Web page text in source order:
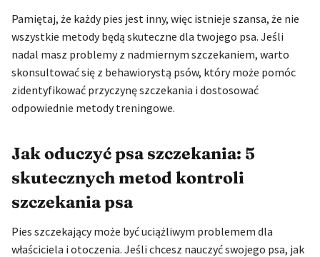
Pamiętaj, że każdy pies jest inny, więc istnieje szansa, że nie
wszystkie metody będą skuteczne dla twojego psa. Jeśli
nadal masz problemy z nadmiernym szczekaniem, warto
skonsultować się z behawiorystą psów, który może pomóc
zidentyfikować przyczynę szczekania i dostosować
odpowiednie metody treningowe.
Jak oduczyć psa szczekania: 5
skutecznych metod kontroli
szczekania psa
Pies szczekający może być uciążliwym problemem dla
właściciela i otoczenia. Jeśli chcesz nauczyć swojego psa, jak